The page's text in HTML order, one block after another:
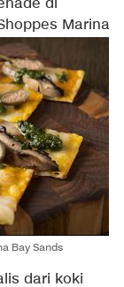
di
Marina
Bay Sands
dari koki